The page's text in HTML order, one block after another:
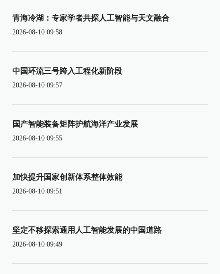
青海冷湖：专家学者共探人工智能与天文融合
2026-08-10 09:58
中国环流三号跨入工程化新阶段
2026-08-10 09:57
国产智能装备矩阵护航海洋产业发展
2026-08-10 09:55
加快提升国家创新体系整体效能
2026-08-10 09:51
坚定不移探索通用人工智能发展的中国道路
2026-08-10 09:49